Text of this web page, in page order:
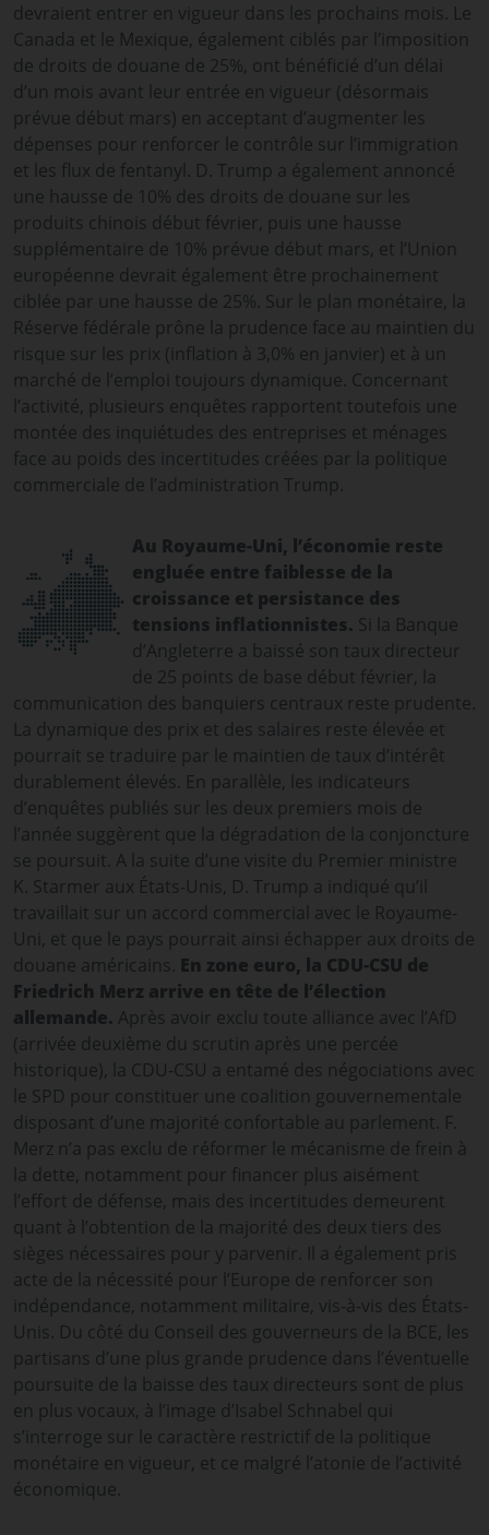
devraient entrer en vigueur dans les prochains mois. Le
Canada et le Mexique, également ciblés par l’imposition
de droits de douane de 25%, ont bénéficié d’un délai
d’un mois avant leur entrée en vigueur (désormais
prévue début mars) en acceptant d’augmenter les
dépenses pour renforcer le contrôle sur l’immigration
et les flux de fentanyl. D. Trump a également annoncé
une hausse de 10% des droits de douane sur les
produits chinois début février, puis une hausse
supplémentaire de 10% prévue début mars, et l’Union
européenne devrait également être prochainement
ciblée par une hausse de 25%. Sur le plan monétaire, la
Réserve fédérale prône la prudence face au maintien du
risque sur les prix (inflation à 3,0% en janvier) et à un
marché de l’emploi toujours dynamique. Concernant
l’activité, plusieurs enquêtes rapportent toutefois une
montée des inquiétudes des entreprises et ménages
face au poids des incertitudes créées par la politique
commerciale de l’administration Trump.
Au Royaume-Uni, l’économie reste
engluée entre faiblesse de la
croissance et persistance des
tensions inflationnistes. Si la Banque
d’Angleterre a baissé son taux directeur
de 25 points de base début février, la
communication des banquiers centraux reste prudente.
La dynamique des prix et des salaires reste élevée et
pourrait se traduire par le maintien de taux d’intérêt
durablement élevés. En parallèle, les indicateurs
d’enquêtes publiés sur les deux premiers mois de
l’année suggèrent que la dégradation de la conjoncture
se poursuit. A la suite d’une visite du Premier ministre
K. Starmer aux États-Unis, D. Trump a indiqué qu’il
travaillait sur un accord commercial avec le Royaume-
Uni, et que le pays pourrait ainsi échapper aux droits de
douane américains. En zone euro, la CDU-CSU de
Friedrich Merz arrive en tête de l’élection
allemande. Après avoir exclu toute alliance avec l’AfD
(arrivée deuxième du scrutin après une percée
historique), la CDU-CSU a entamé des négociations avec
le SPD pour constituer une coalition gouvernementale
disposant d’une majorité confortable au parlement. F.
Merz n’a pas exclu de réformer le mécanisme de frein à
la dette, notamment pour financer plus aisément
l’effort de défense, mais des incertitudes demeurent
quant à l’obtention de la majorité des deux tiers des
sièges nécessaires pour y parvenir. Il a également pris
acte de la nécessité pour l’Europe de renforcer son
indépendance, notamment militaire, vis-à-vis des États-
Unis. Du côté du Conseil des gouverneurs de la BCE, les
partisans d’une plus grande prudence dans l’éventuelle
poursuite de la baisse des taux directeurs sont de plus
en plus vocaux, à l’image d’Isabel Schnabel qui
s’interroge sur le caractère restrictif de la politique
monétaire en vigueur, et ce malgré l’atonie de l’activité
économique.